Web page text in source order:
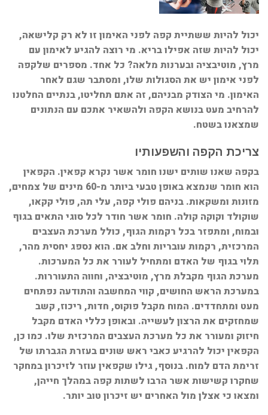
יכול להיות ששתיית קפה לפני האימון זו לא רק קלישאה,
יכול להיות שזה אפילו בריא. מי רוצה להגיע לאימון עם
מרץ, מוטיבציה ובערנות מלאה? כל אחד. מספרים שלקפה
לפני אימון יש את הסגולות שלו, ומסתבר שגם לאחר
האימון. מי הצודק מבניהם, זה אתם תחליטו, בנתיים החלטנו
להרחיב מעט בנושא הקפה ולהשאיר אתכם עם הנתונים
שמצאנו בשטח.
צריכת הקפה והשפעותיו
בקפה שאנו שותים ישנו חומר אשר נקרא קפאין. הקפאין
הוא חומר שנמצא באופן טבעי ביותר מ-60 מינים של צמחים,
מזונות ומשקאות. בניהם פולי קפה, עלי תה, פולי קקאו,
שוקולד וקוקה קולה. חומר אשר חודר לכל סוגי התאים בגוף
ובמוח, ומתפזר בכל רקמות הגוף, כולל מערכת העצבים
המרכזית, רקמות עובריות וחלב אם. הוא נספג יחסית מהר,
תלוי בגוף של האדם ומתחיל לעורר את כל המערכות.
מערכת הגוף מקבלת מרץ, מוטיבציה, וחווה התעוררות.
במערכת הראש החושים, קווי המחשבה והתודעה נפתחים
מעט ומתחדדים. המוח מקבל פוקוס, חדות, ריכוז, קשב
שמחזקים את הרצון לעשייה. ובאופן כללי האדם מקבל
חיזוק ומעורר את כל מערכת העצבים המרכזית שלו. כמו כן,
הקפאין יכול להרגיע כאבי ראש שונים בעזרת הגברתו של
זרימת הדם למוח. בנוסף, גילו שקפאין עוזר לזיכרון במחקר
שחקרו קשישות אשר הרבו לשתות קפה במהלך חייהן,
ומצאו כי אצלן מול האחרים יש זיכרון טוב יותר.